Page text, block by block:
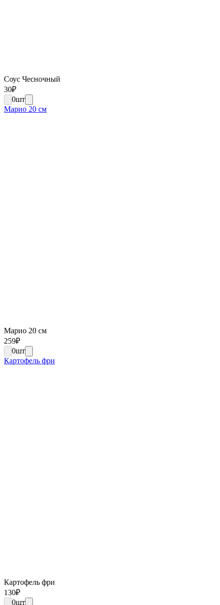
Соус Чесночный
30₽
0шт
Марио 20 см
Марио 20 см
259₽
0шт
Картофель фри
Картофель фри
130₽
0шт